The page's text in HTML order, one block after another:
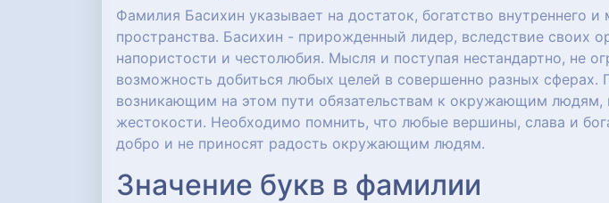
Фамилия Басихин указывает на достаток, богатство внутреннего
пространства. Басихин - прирожденный лидер, вследствие своих
напористости и честолюбия. Мысля и поступая нестандартно, не
возможность добиться любых целей в совершенно разных
возникающим на этом пути обязательствам к окружающим
жестокости. Необходимо помнить, что любые вершины, слава и
добро и не приносят радость окружающим людям.
Значение букв в фамилии